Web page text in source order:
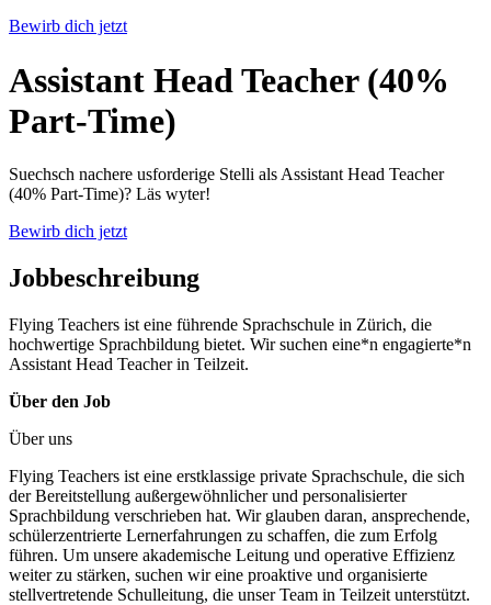
Bewirb dich jetzt
Assistant Head Teacher (40%
Part-Time)
Suechsch nachere usforderige Stelli als Assistant Head Teacher
(40% Part-Time)? Läs wyter!
Bewirb dich jetzt
Jobbeschreibung
Flying Teachers ist eine führende Sprachschule in Zürich, die
hochwertige Sprachbildung bietet. Wir suchen eine*n engagierte*n
Assistant Head Teacher in Teilzeit.
Über den Job
Über uns
Flying Teachers ist eine erstklassige private Sprachschule, die sich
der Bereitstellung außergewöhnlicher und personalisierter
Sprachbildung verschrieben hat. Wir glauben daran, ansprechende,
schülerzentrierte Lernerfahrungen zu schaffen, die zum Erfolg
führen. Um unsere akademische Leitung und operative Effizienz
weiter zu stärken, suchen wir eine proaktive und organisierte
stellvertretende Schulleitung, die unser Team in Teilzeit unterstützt.